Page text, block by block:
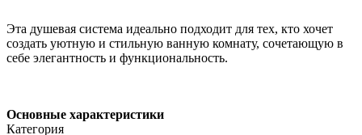
Эта душевая система идеально подходит для тех, кто хочет
создать уютную и стильную ванную комнату, сочетающую в
себе элегантность и функциональность.
Основные характеристики
Категория